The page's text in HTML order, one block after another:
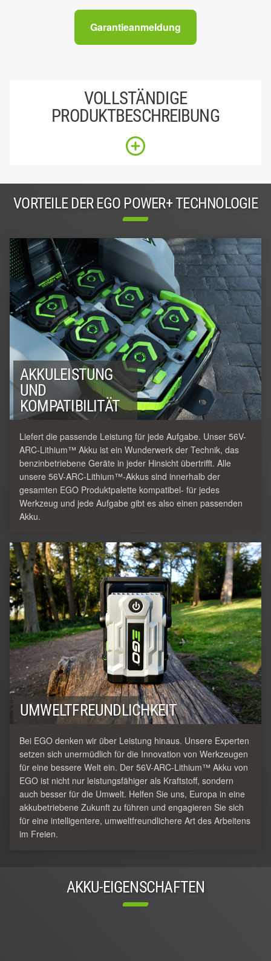
Garantieanmeldung
VOLLSTÄNDIGE
PRODUKTBESCHREIBUNG
VORTEILE DER EGO POWER+ TECHNOLOGIE
AKKULEISTUNG
UND
KOMPATIBILITÄT
Liefert die passende Leistung für jede Aufgabe. Unser 56V-
ARC-Lithium™ Akku ist ein Wunderwerk der Technik, das
benzinbetriebene Geräte in jeder Hinsicht übertrifft. Alle
unsere 56V-ARC-Lithium™-Akkus sind innerhalb der
gesamten EGO Produktpalette kompatibel- für jedes
Werkzeug und jede Aufgabe gibt es also einen passenden
Akku.
UMWELTFREUNDLICHKEIT
Bei EGO denken wir über Leistung hinaus. Unsere Experten
setzen sich unermüdlich für die Innovation von Werkzeugen
für eine bessere Welt ein. Der 56V-ARC-Lithium™ Akku von
EGO ist nicht nur leistungsfähiger als Kraftstoff, sondern
auch besser für die Umwelt. Helfen Sie uns, Europa in eine
akkubetriebene Zukunft zu führen und engagieren Sie sich
für eine intelligentere, umweltfreundlichere Art des Arbeitens
im Freien.
AKKU-EIGENSCHAFTEN